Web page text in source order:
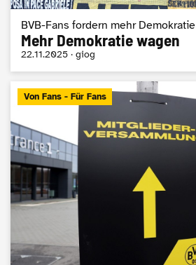
BVB-Fans fordern mehr Demokratie
Mehr Demokratie wagen
22.11.2025 · giog
Von Fans - Für Fans